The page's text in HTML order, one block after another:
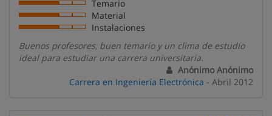
Temario
Material
Instalaciones
Buenos profesores, buen temario y un clima de estudio
ideal para estudiar una carrera universitaria.
Anónimo Anónimo
Carrera en Ingeniería Electrónica - Abril 2012